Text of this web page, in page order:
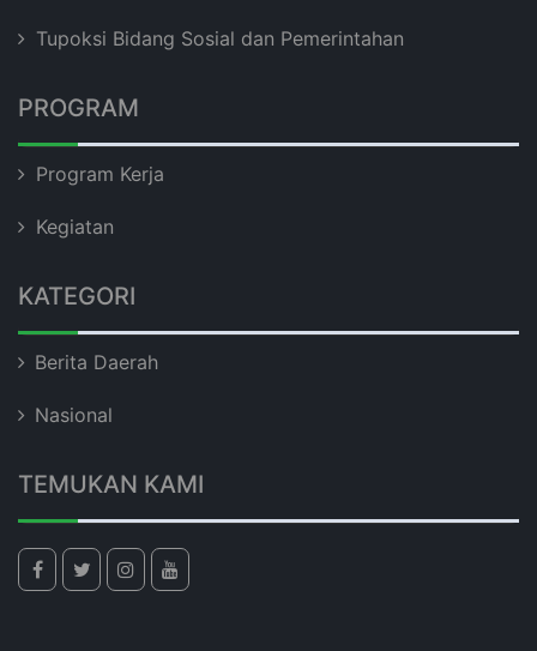
Tupoksi Bidang Sosial dan Pemerintahan
PROGRAM
Program Kerja
Kegiatan
KATEGORI
Berita Daerah
Nasional
TEMUKAN KAMI